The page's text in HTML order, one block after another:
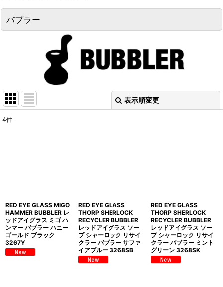
バブラー
表示順変更
4件
RED EYE GLASS MIGO
HAMMER BUBBLER レ
ッドアイグラス ミゴ ハ
ンマー バブラー ハニー
ゴールド ブラック
3267Y
RED EYE GLASS
THORP SHERLOCK
RECYCLER BUBBLER
レッドアイグラス ソー
プ シャーロック リサイ
クラー バブラー サファ
イアブルー 3268SB
RED EYE GLASS
THORP SHERLOCK
RECYCLER BUBBLER
レッドアイグラス ソー
プ シャーロック リサイ
クラー バブラー ミント
グリーン 3268SK